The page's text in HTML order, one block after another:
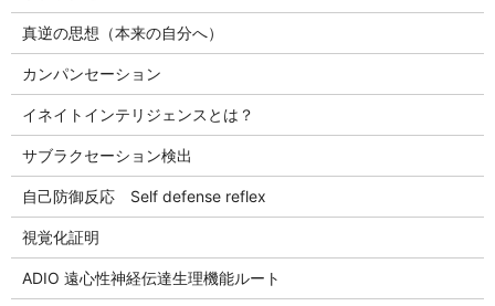
真逆の思想（本来の自分へ）
カンパンセーション
イネイトインテリジェンスとは？
サブラクセーション検出
自己防御反応 Self defense reflex
視覚化証明
ADIO 遠心性神経伝達生理機能ルート